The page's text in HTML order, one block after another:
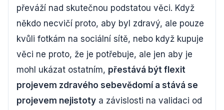
převáží nad skutečnou podstatou věci. Když
někdo necvičí proto, aby byl zdravý, ale pouze
kvůli fotkám na sociální sítě, nebo když kupuje
věci ne proto, že je potřebuje, ale jen aby je
mohl ukázat ostatním, přestává být flexit
projevem zdravého sebevědomí a stává se
projevem nejistoty a závislosti na validaci od